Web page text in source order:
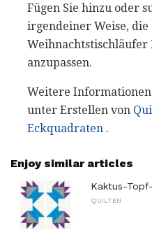
Fügen Sie hinzu oder
irgendeiner Weise, die
Weihnachtstischläufer
anzupassen.
Weitere
unter Erstellen von
Eckquadraten .
Enjoy similar articles
Kaktus-
QUILTEN